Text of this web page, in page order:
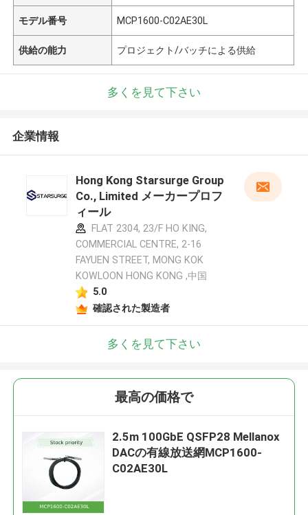
モデル番号 MCP1600-C02AE30L
供給の能力 プロジェクト/バッチによる供給
多くを見て下さい
企業情報
Hong Kong Starsurge Group
Co., Limited メーカープロフ
ィール
FLAT 2304, 23/F HO KING,
COMMERCIAL CENTRE, 2-16
FAYUEN STREET, MONG KOK
KOWLOON HONG KONG ,中国
5.0
確認された製造者
多くを見て下さい
最高の価格で
2.5m 100GbE QSFP28 Mellanox
DACの有線放送網MCP1600-
C02AE30L